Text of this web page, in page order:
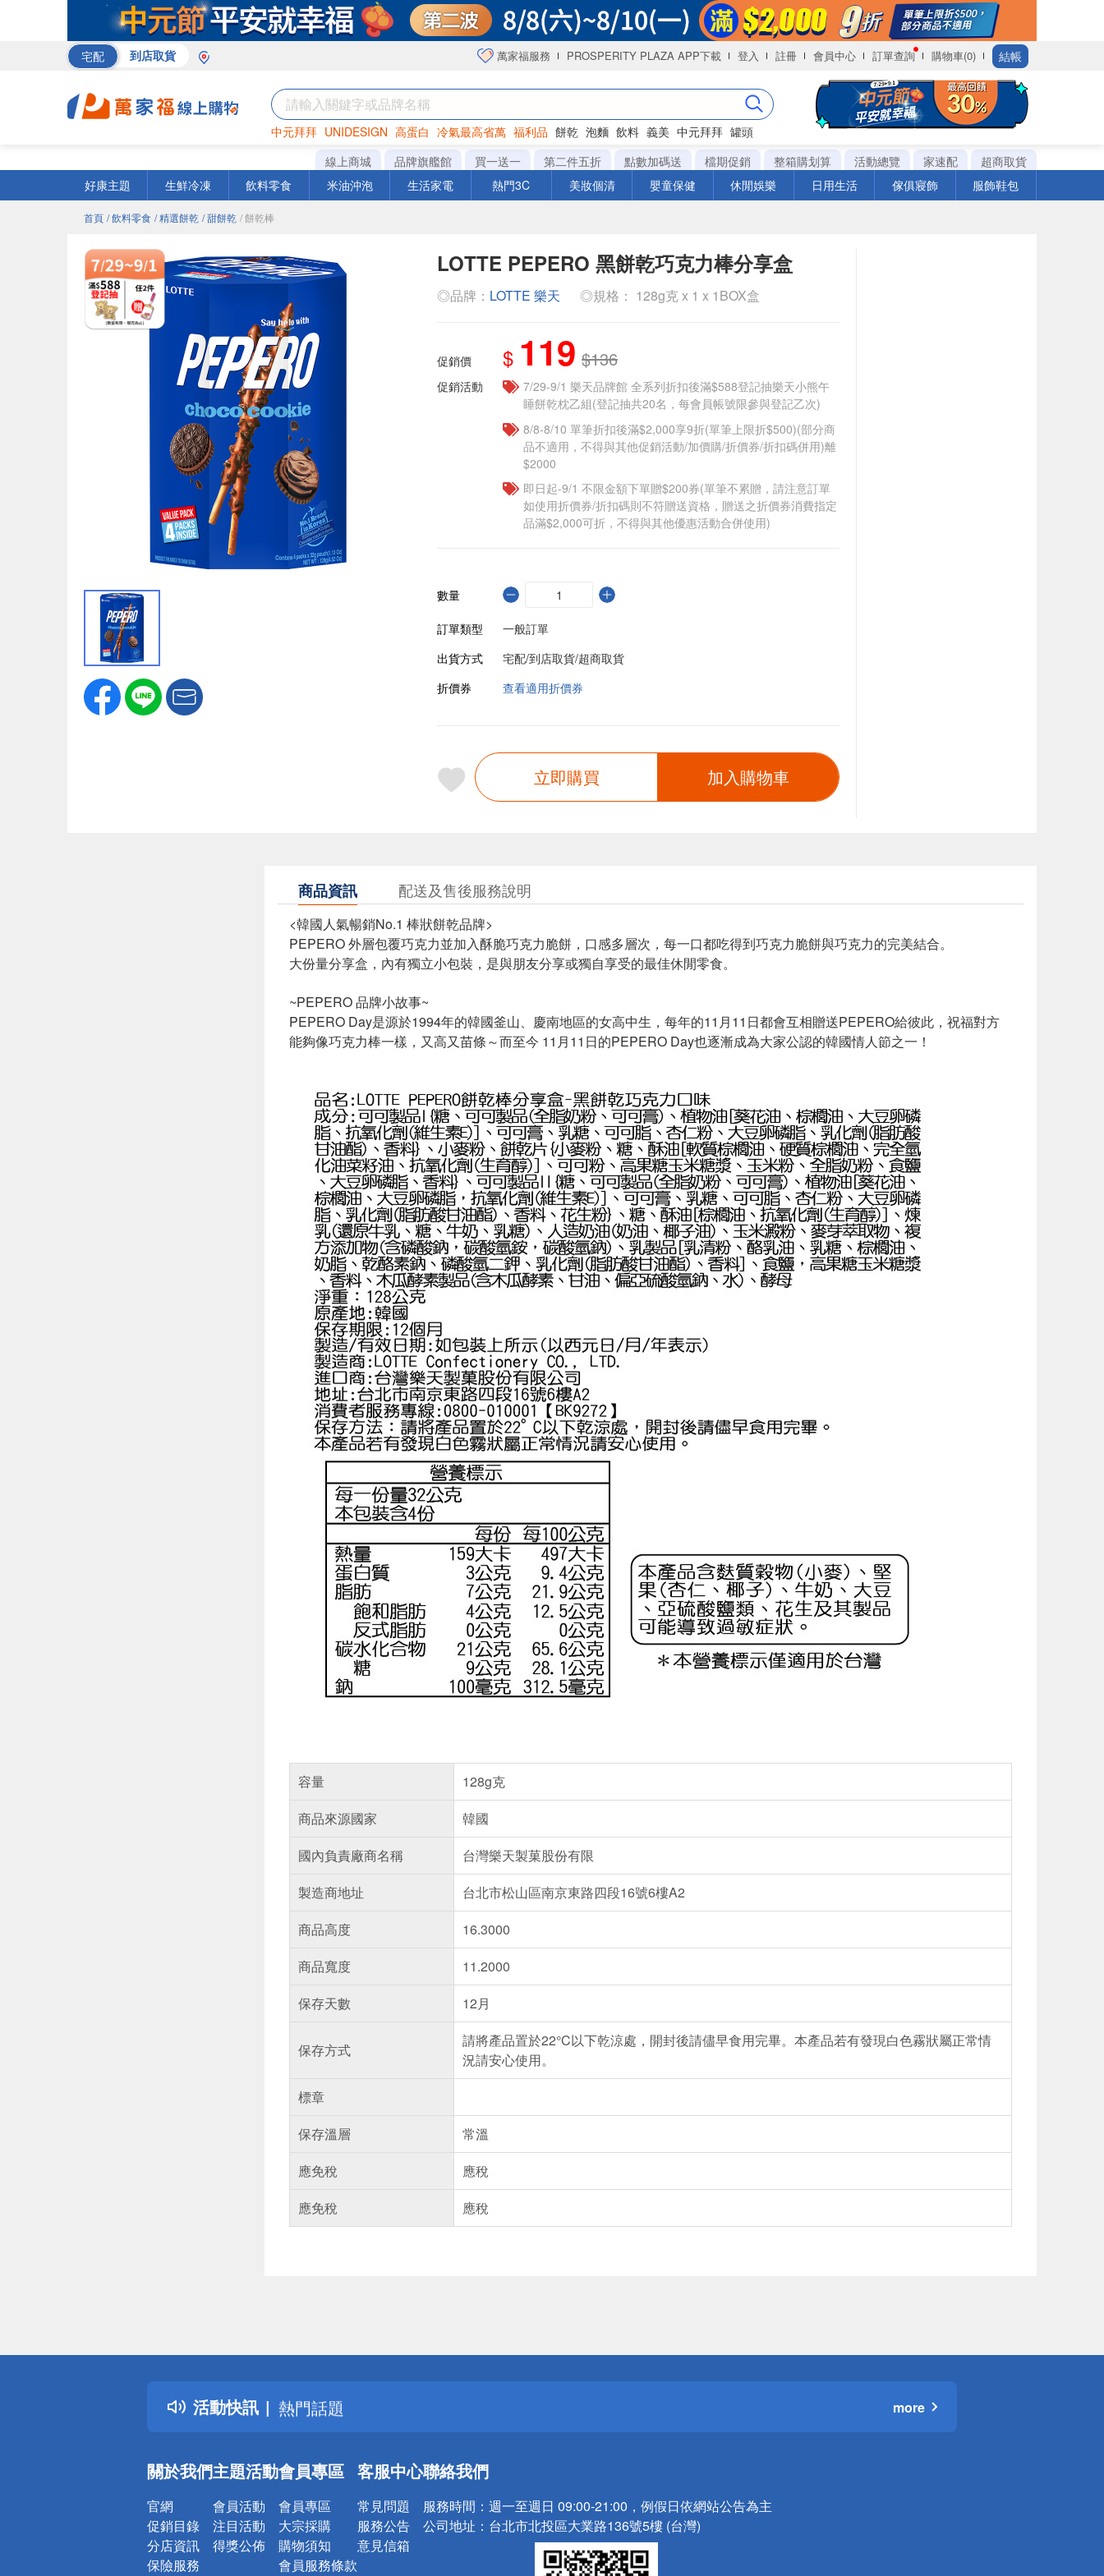
宅配 到店取貨 萬家福服務 PROSPERITY PLAZA APP下載 登入 註冊 會員中心 訂單查詢 購物車(0) 結帳
中元拜拜 UNIDESIGN 高蛋白 冷氣最高省萬 福利品 餅乾 泡麵 飲料 義美 中元拜拜 罐頭
巧克力 衛生紙 咖啡
線上商城 品牌旗艦館 買一送一 第二件五折 點數加碼送 檔期促銷 整箱購划算 活動總覽 家速配
超商取貨
好康主題
生鮮冷凍 飲料零食 米油沖泡 生活家電 熱門3C 美妝個清 嬰童保健 休閒娛樂 日用生活 傢俱寢飾 服飾鞋包
首頁 / 飲料零食 / 精選餅乾 / 甜餅乾 / 餅乾棒
LOTTE PEPERO 黑餅乾巧克力棒分享盒
◎品牌： LOTTE 樂天 ◎規格： 128g克 x 1 x 1BOX盒
促銷價 $ 119 $136
促銷活動
7/29-9/1 樂天品牌館 全系列折扣後滿$588登記抽樂天小熊午
睡餅乾枕乙組(登記抽共20名，每會員帳號限參與登記乙次)
8/8-8/10 單筆折扣後滿$2,000享9折(單筆上限折$500)(部分商
品不適用，不得與其他促銷活動/加價購/折價券/折扣碼併用)離
$2000
即日起-9/1 不限金額下單贈$200券(單筆不累贈，請注意訂單
如使用折價券/折扣碼則不符贈送資格，贈送之折價券消費指定
品滿$2,000可折，不得與其他優惠活動合併使用)
數量
訂單類型
一般訂單
出貨方式
宅配/到店取貨/超商取貨
折價券
查看適用折價券
立即購買 加入購物車
商品資訊 配送及售後服務說明
<韓國人氣暢銷No.1 棒狀餅乾品牌>
PEPERO 外層包覆巧克力並加入酥脆巧克力脆餅，口感多層次，每一口都吃得到巧克力脆餅與巧克力的完美結合。
大份量分享盒，內有獨立小包裝，是與朋友分享或獨自享受的最佳休閒零食。
~PEPERO 品牌小故事~
PEPERO Day是源於1994年的韓國釜山、慶南地區的女高中生，每年的11月11日都會互相贈送PEPERO給彼此，祝福對方
能夠像巧克力棒一樣，又高又苗條～而至今 11月11日的PEPERO Day也逐漸成為大家公認的韓國情人節之一！
容量
128g克
商品來源國家
韓國
國內負責廠商名稱
台灣樂天製菓股份有限
製造商地址
台北市松山區南京東路四段16號6樓A2
商品高度
16.3000
商品寬度
11.2000
保存天數
12月
保存方式
請將產品置於22°C以下乾涼處，開封後請儘早食用完畢。本產品若有發現白色霧狀屬正常情
況請安心使用。
標章
保存溫層
常溫
應免稅
應稅
應免稅
應稅
活動快訊
詐騙網頁！請小心！
得獎公告
熱門話題
銀行優惠
詐騙網頁！請小心！
more
關於我們
官網
促銷目錄
分店資訊
保險服務
主題活動
會員活動
注目活動
得獎公佈
會員專區
會員專區
大宗採購
購物須知
會員服務條款
客服中心
常見問題
服務公告
意見信箱
聯絡我們
服務時間： 週一至週日 09:00-21:00，例假日依網站公告為主
公司地址： 台北市北投區大業路136號5樓 (台灣)